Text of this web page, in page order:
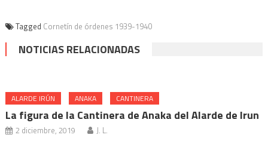
Tagged Cornetín de órdenes 1939-1940
NOTICIAS RELACIONADAS
ALARDE IRÚN ANAKA CANTINERA
La figura de la Cantinera de Anaka del Alarde de Irun
2 diciembre, 2019 J. L.